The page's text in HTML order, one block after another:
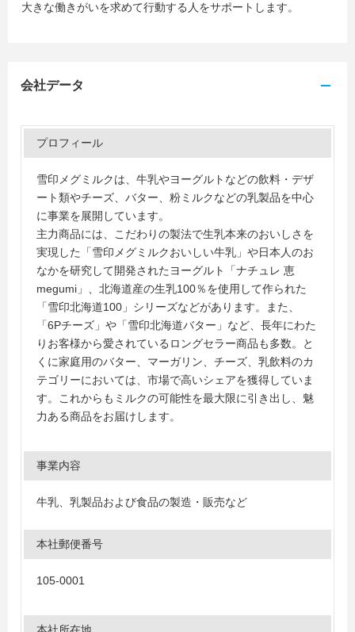
大きな働きがいを求めて行動する人をサポートします。
会社データ
プロフィール
雪印メグミルクは、牛乳やヨーグルトなどの飲料・デザ
ート類やチーズ、バター、粉ミルクなどの乳製品を中心
に事業を展開しています。
主力商品には、こだわりの製法で生乳本来のおいしさを
実現した「雪印メグミルクおいしい牛乳」や日本人のお
なかを研究して開発されたヨーグルト「ナチュレ 恵
megumi」、北海道産の生乳100％を使用して作られた
「雪印北海道100」シリーズなどがあります。また、
「6Pチーズ」や「雪印北海道バター」など、長年にわた
りお客様から愛されているロングセラー商品も多数。と
くに家庭用のバター、マーガリン、チーズ、乳飲料のカ
テゴリーにおいては、市場で高いシェアを獲得していま
す。これからもミルクの可能性を最大限に引き出し、魅
力ある商品をお届けします。
事業内容
牛乳、乳製品および食品の製造・販売など
本社郵便番号
105-0001